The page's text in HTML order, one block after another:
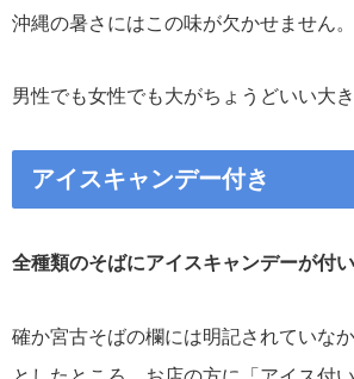
沖縄の暑さにはこの味が欠かせません。
男性でも女性でも大がちょうどいい大
アイスキャンデー付き
全種類のそばにアイスキャンデーが付
確か宮古そばの欄には明記されていな